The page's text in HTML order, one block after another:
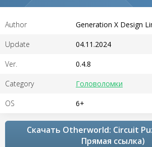
Author Generation X Design
Update 04.11.2024
Ver. 0.4.8
Category Головоломки
OS 6+
Скачать Otherworld: Circuit
Прямая ссылка)